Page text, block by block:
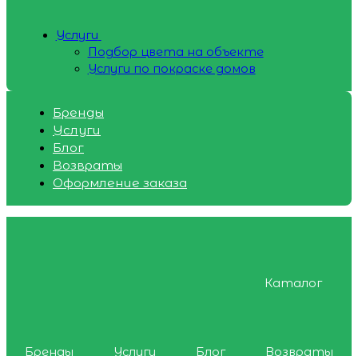
Услуги
Подбор цвета на объекте
Услуги по покраске домов
Бренды
Услуги
Блог
Возвраты
Оформление заказа
Каталог
Бренды Услуги Блог
Возвраты